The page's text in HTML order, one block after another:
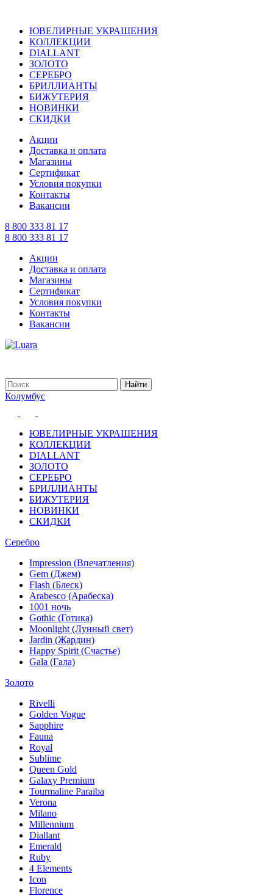
ЮВЕЛИРНЫЕ УКРАШЕНИЯ
КОЛЛЕКЦИИ
DIALLANT
ЗОЛОТО
СЕРЕБРО
БРИЛЛИАНТЫ
БИЖУТЕРИЯ
НОВИНКИ
СКИДКИ
Акции
Доставка и оплата
Магазины
Сертификат
Условия покупки
Контакты
Вакансии
8 800 333 81 17
8 800 333 81 17
Акции
Доставка и оплата
Магазины
Сертификат
Условия покупки
Контакты
Вакансии
Колумбус
ЮВЕЛИРНЫЕ УКРАШЕНИЯ
КОЛЛЕКЦИИ
DIALLANT
ЗОЛОТО
СЕРЕБРО
БРИЛЛИАНТЫ
БИЖУТЕРИЯ
НОВИНКИ
СКИДКИ
Серебро
Impression (Впечатления)
Gem (Джем)
Flash (Блеск)
Arabesco (Арабеска)
1001 ночь
Gothic (Готика)
Moonlight (Лунный свет)
Jardin (Жардин)
Happy Spirit (Счастье)
Gala (Гала)
Золото
Rivelli
Golden Vogue
Sapphire
Fauna
Royal
Sublime
Queen Gold
Galaxy Premium
Tourmaline Paraiba
Verona
Milano
Millennium
Diallant
Emerald
Ruby
4 Elements
Icon
Florence